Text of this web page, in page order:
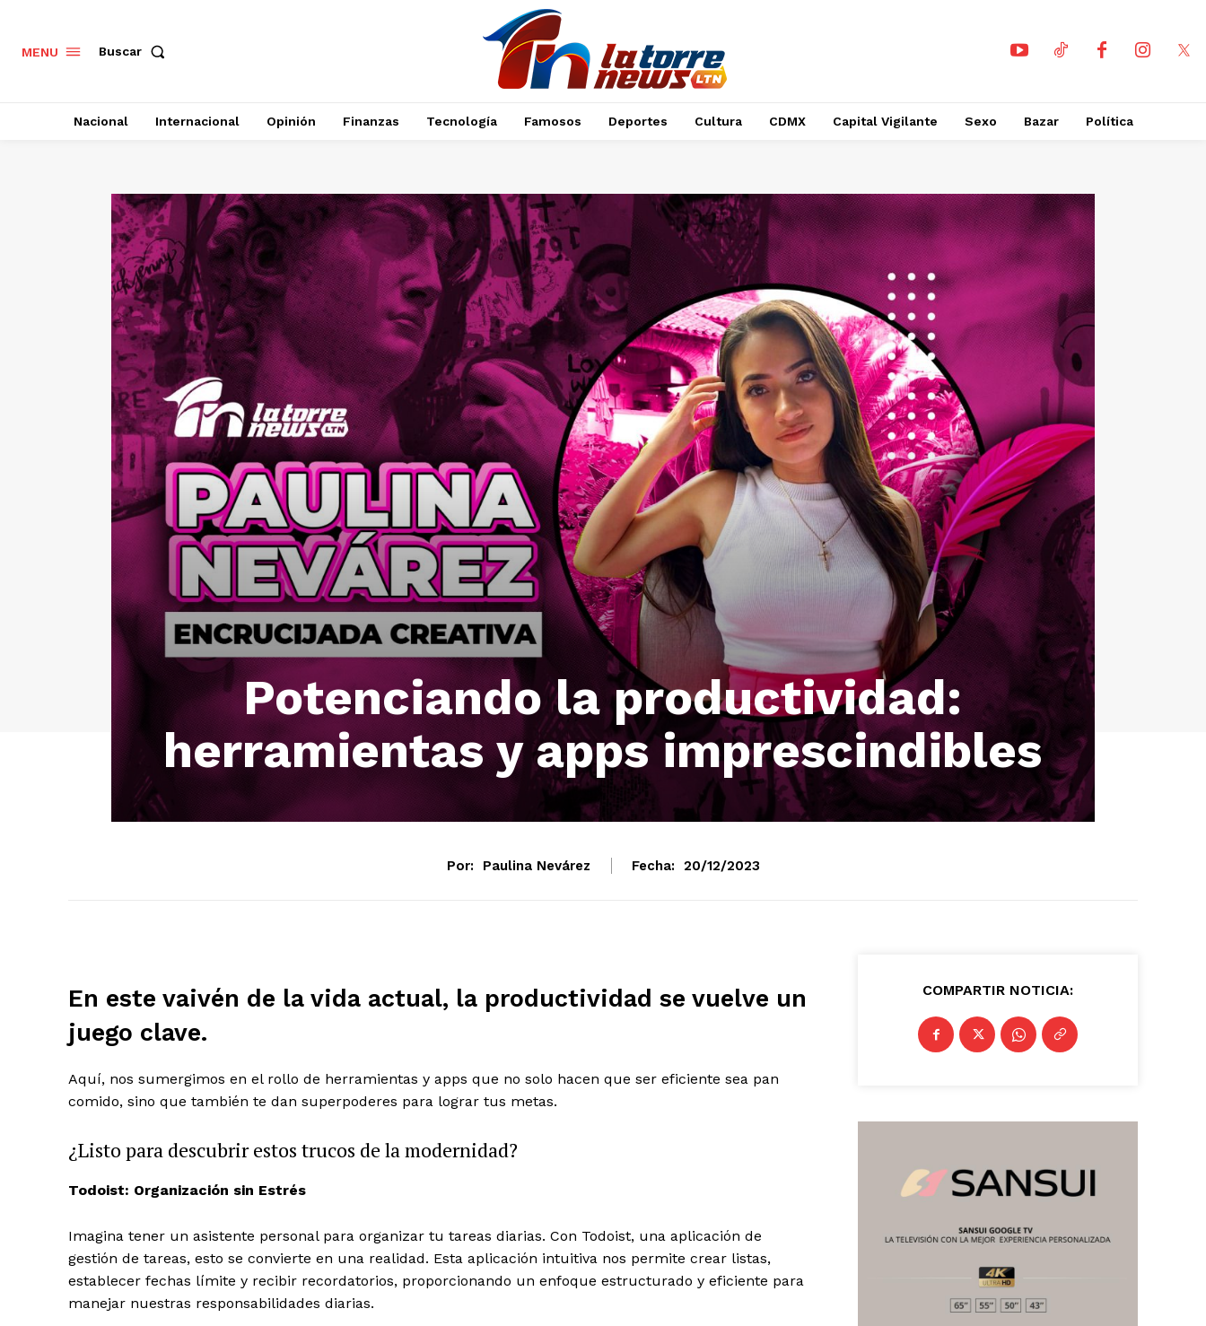
MENU Buscar
Nacional Internacional Opinión Finanzas Tecnología Famosos Deportes Cultura CDMX Capital Vigilante Sexo Bazar Política
Potenciando la productividad:
herramientas y apps imprescindibles
Por: Paulina Nevárez Fecha: 20/12/2023
En este vaivén de la vida actual, la productividad se vuelve un
juego clave.
Aquí, nos sumergimos en el rollo de herramientas y apps que no solo hacen que ser eficiente sea pan
comido, sino que también te dan superpoderes para lograr tus metas.
¿Listo para descubrir estos trucos de la modernidad?
Todoist: Organización sin Estrés
Imagina tener un asistente personal para organizar tu tareas diarias. Con Todoist, una aplicación de
gestión de tareas, esto se convierte en una realidad. Esta aplicación intuitiva nos permite crear listas,
establecer fechas límite y recibir recordatorios, proporcionando un enfoque estructurado y eficiente para
manejar nuestras responsabilidades diarias.
COMPARTIR NOTICIA: